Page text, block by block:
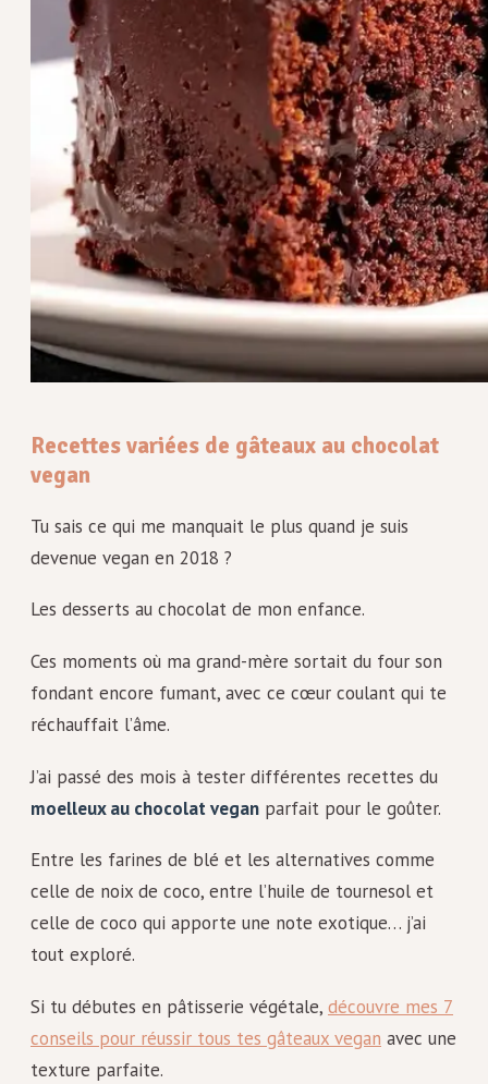
Recettes variées de gâteaux au chocolat
vegan
Tu sais ce qui me manquait le plus quand je suis
devenue vegan en 2018 ?
Les desserts au chocolat de mon enfance.
Ces moments où ma grand-mère sortait du four son
fondant encore fumant, avec ce cœur coulant qui te
réchauffait l’âme.
J’ai passé des mois à tester différentes recettes du
moelleux au chocolat vegan parfait pour le goûter.
Entre les farines de blé et les alternatives comme
celle de noix de coco, entre l’huile de tournesol et
celle de coco qui apporte une note exotique… j’ai
tout exploré.
Si tu débutes en pâtisserie végétale, découvre mes 7
conseils pour réussir tous tes gâteaux vegan avec une
texture parfaite.